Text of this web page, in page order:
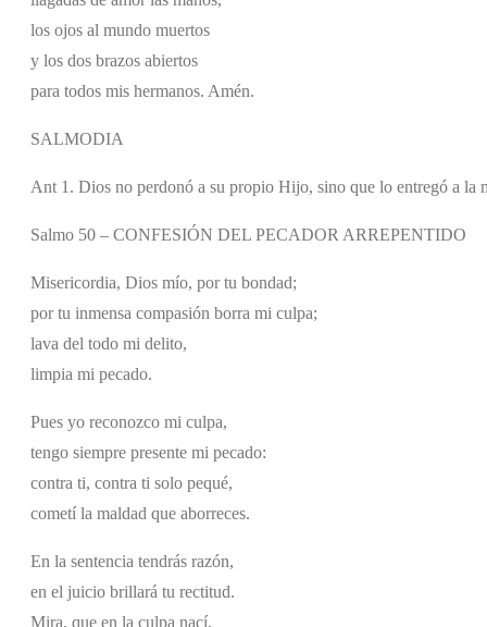
los ojos al mundo muertos
y los dos brazos abiertos
para todos mis hermanos. Amén.
SALMODIA
Ant 1. Dios no perdonó a su propio Hijo, sino que lo entregó a la
Salmo 50 – CONFESIÓN DEL PECADOR ARREPENTIDO
Misericordia, Dios mío, por tu bondad;
por tu inmensa compasión borra mi culpa;
lava del todo mi delito,
limpia mi pecado.
Pues yo reconozco mi culpa,
tengo siempre presente mi pecado:
contra ti, contra ti solo pequé,
cometí la maldad que aborreces.
En la sentencia tendrás razón,
en el juicio brillará tu rectitud.
Mira, que en la culpa nací,